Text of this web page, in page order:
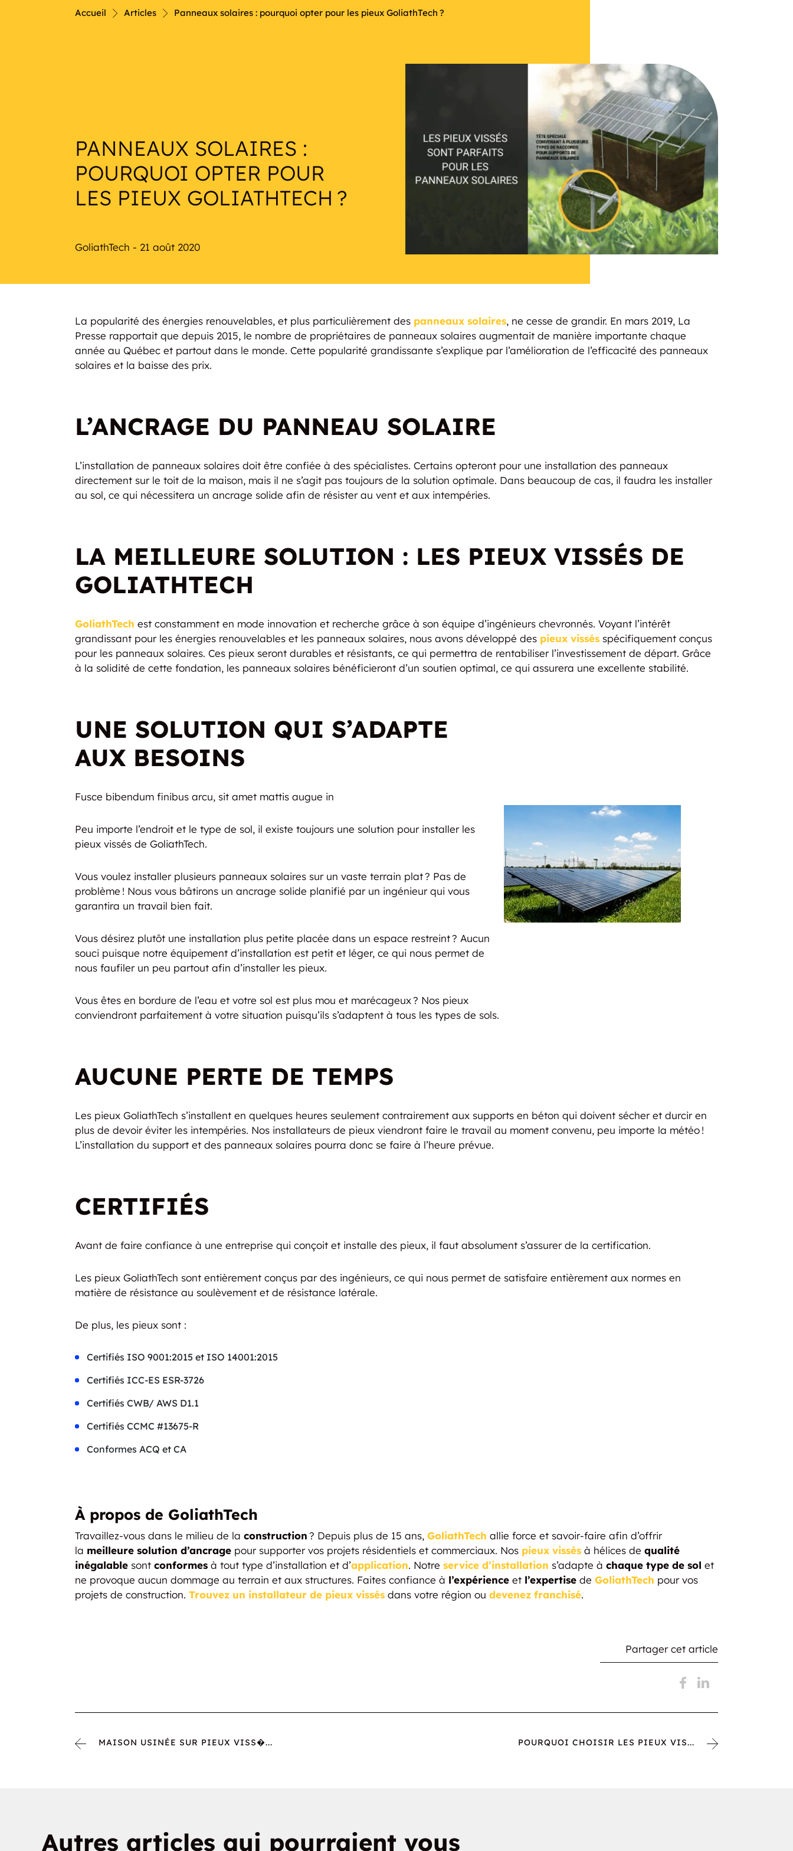
NautiqueAccueil Articles Panneaux solaires : pourquoi opter pour les pieux GoliathTech ?
PANNEAUX SOLAIRES :
POURQUOI OPTER POUR
LES PIEUX GOLIATHTECH ?
GoliathTech - 21 août 2020
La popularité des énergies renouvelables, et plus particulièrement des panneaux solaires, ne cesse de grandir. En mars 2019, La
Presse rapportait que depuis 2015, le nombre de propriétaires de panneaux solaires augmentait de manière importante chaque
année au Québec et partout dans le monde. Cette popularité grandissante s’explique par l’amélioration de l’efficacité des panneaux
solaires et la baisse des prix.
L’ANCRAGE DU PANNEAU SOLAIRE
L’installation de panneaux solaires doit être confiée à des spécialistes. Certains opteront pour une installation des panneaux
directement sur le toit de la maison, mais il ne s’agit pas toujours de la solution optimale. Dans beaucoup de cas, il faudra les installer
au sol, ce qui nécessitera un ancrage solide afin de résister au vent et aux intempéries.
LA MEILLEURE SOLUTION : LES PIEUX VISSÉS DE
GOLIATHTECH
GoliathTech est constamment en mode innovation et recherche grâce à son équipe d’ingénieurs chevronnés. Voyant l’intérêt
grandissant pour les énergies renouvelables et les panneaux solaires, nous avons développé des pieux vissés spécifiquement conçus
pour les panneaux solaires. Ces pieux seront durables et résistants, ce qui permettra de rentabiliser l’investissement de départ. Grâce
à la solidité de cette fondation, les panneaux solaires bénéficieront d’un soutien optimal, ce qui assurera une excellente stabilité.
UNE SOLUTION QUI S’ADAPTE
AUX BESOINS
Fusce bibendum finibus arcu, sit amet mattis augue in
Peu importe l’endroit et le type de sol, il existe toujours une solution pour installer les
pieux vissés de GoliathTech.
Vous voulez installer plusieurs panneaux solaires sur un vaste terrain plat ? Pas de
problème ! Nous vous bâtirons un ancrage solide planifié par un ingénieur qui vous
garantira un travail bien fait.
Vous désirez plutôt une installation plus petite placée dans un espace restreint ? Aucun
souci puisque notre équipement d’installation est petit et léger, ce qui nous permet de
nous faufiler un peu partout afin d’installer les pieux.
Vous êtes en bordure de l’eau et votre sol est plus mou et marécageux ? Nos pieux
conviendront parfaitement à votre situation puisqu’ils s’adaptent à tous les types de sols.
AUCUNE PERTE DE TEMPS
Les pieux GoliathTech s’installent en quelques heures seulement contrairement aux supports en béton qui doivent sécher et durcir en
plus de devoir éviter les intempéries. Nos installateurs de pieux viendront faire le travail au moment convenu, peu importe la météo !
L’installation du support et des panneaux solaires pourra donc se faire à l’heure prévue.
CERTIFIÉS
Avant de faire confiance à une entreprise qui conçoit et installe des pieux, il faut absolument s’assurer de la certification.
Les pieux GoliathTech sont entièrement conçus par des ingénieurs, ce qui nous permet de satisfaire entièrement aux normes en
matière de résistance au soulèvement et de résistance latérale.
De plus, les pieux sont :
Certifiés ISO 9001:2015 et ISO 14001:2015
Certifiés ICC-ES ESR-3726
Certifiés CWB/ AWS D1.1
Certifiés CCMC #13675-R
Conformes ACQ et CA
À propos de GoliathTech
Travaillez-vous dans le milieu de la construction? Depuis plus de 15 ans, GoliathTech allie force et savoir-faire afin d’offrir
la meilleure solution d’ancrage pour supporter vos projets résidentiels et commerciaux. Nos pieux vissés à hélices de qualité
inégalable sont conformes à tout type d’installation et d’application. Notre service d’installation s’adapte à chaque type de sol et
ne provoque aucun dommage au terrain et aux structures. Faites confiance à l’expérience et l’expertise de GoliathTech pour vos
projets de construction. Trouvez un installateur de pieux vissés dans votre région ou devenez franchisé.
Partager cet article
MAISON USINÉE SUR PIEUX VISS�... POURQUOI CHOISIR LES PIEUX VIS...
Autres articles qui pourraient vous